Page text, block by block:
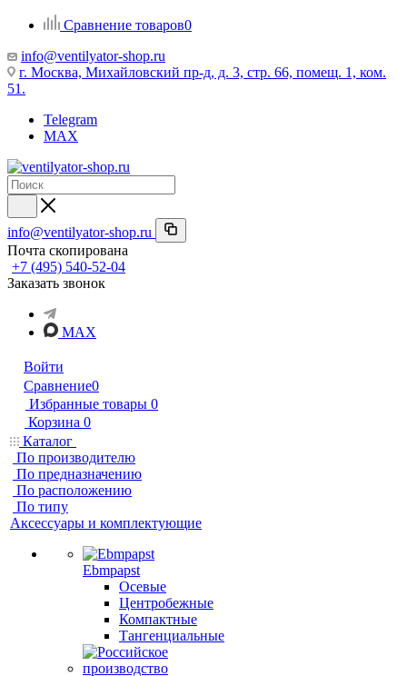
Сравнение товаров0
info@ventilyator-shop.ru
г. Москва, Михайловский пр-д, д. 3, cтр. 66, помещ. 1, ком.
51.
Telegram
MAX
info@ventilyator-shop.ru
Почта скопирована
+7 (495) 540-52-04
Заказать звонок
MAX
Войти
Сравнение0
Избранные товары 0
Корзина 0
Каталог
По производителю
По предназначению
По расположению
По типу
Аксессуары и комплектующие
Ebmpapst
Осевые
Центробежные
Компактные
Тангенциальные